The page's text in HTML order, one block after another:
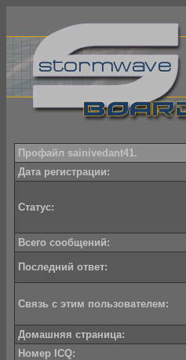
Профайл sainivedant41.
Дата регистрации:
Статус:
Всего сообщений:
Последний ответ:
Связь с этим пользователем:
Домашняя страница:
Номер ICQ: